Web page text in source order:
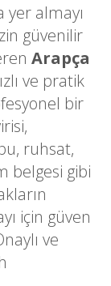
almayı
güvenilir
Arapça
ve pratik
bir
ruhsat,
belgesi gibi
için güven
ve